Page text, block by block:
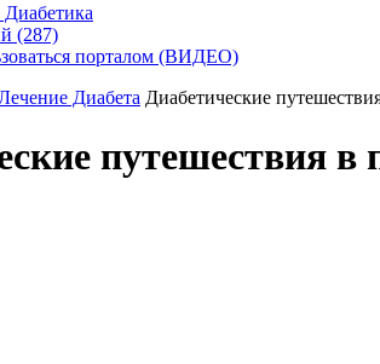
(287)
порталом (ВИДЕО)
Диабета Диабетические
путешествия в